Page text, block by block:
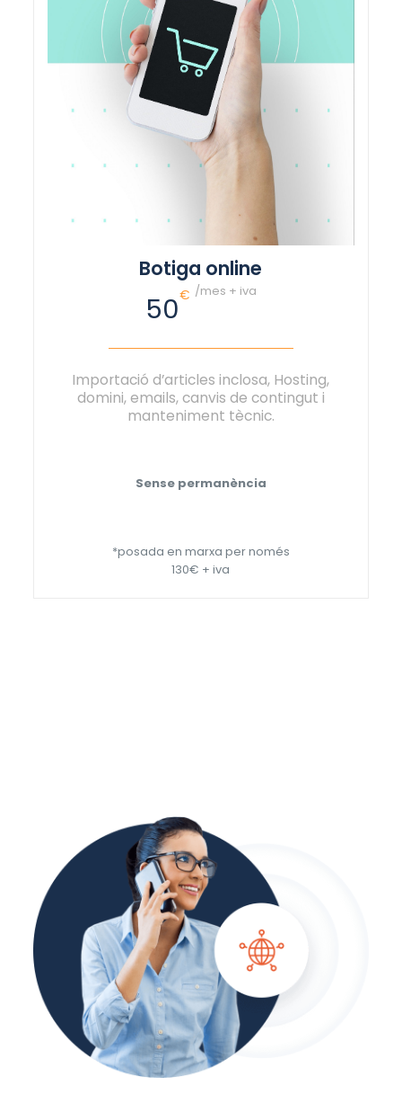
Botiga online
50€ /mes + iva
Importació d’articles inclosa, Hosting,
domini, emails, canvis de contingut i
manteniment tècnic.
Sense permanència
*posada en marxa per només
130€ + iva